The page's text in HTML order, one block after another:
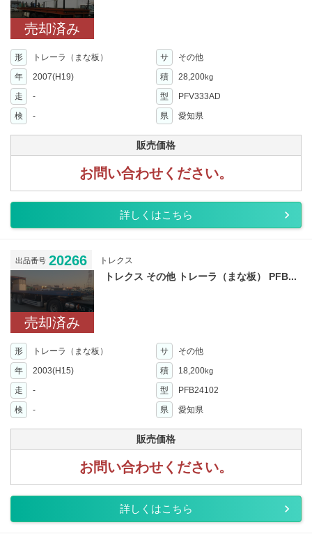
売却済み
形 トレーラ（まな板） サ
その他
年
2007(H19) 積 28,200kg
走 - 型
PFV333AD
検
- 県 愛知県
販売価格
お問い合わせください。
詳しくはこちら
出品番号 20266 トレクス
売却済み
トレクス その他 トレーラ（まな板） PFB...
形 トレーラ（まな板） サ
その他
年
2003(H15) 積 18,200kg
走 - 型
PFB24102
検
- 県 愛知県
販売価格
お問い合わせください。
詳しくはこちら